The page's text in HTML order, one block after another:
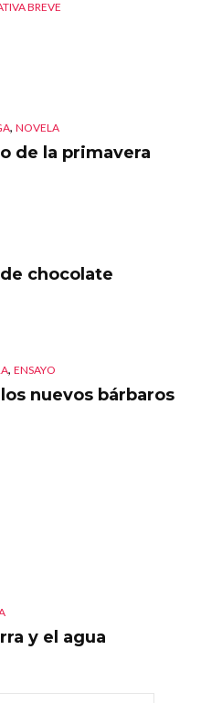
BREVE
, NOVELA
de la primavera
chocolate
, ENSAYO
nuevos bárbaros
y el agua